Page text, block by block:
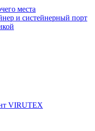
места
и систейнерный порт
VIRUTEX